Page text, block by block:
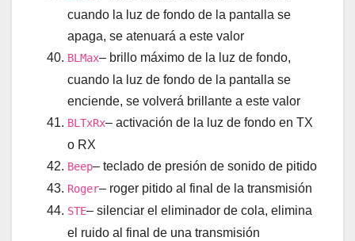
cuando la luz de fondo de la pantalla se
apaga, se atenuará a este valor
BLMax– brillo máximo de la luz de fondo,
cuando la luz de fondo de la pantalla se
enciende, se volverá brillante a este valor
BLTxRx– activación de la luz de fondo en TX
o RX
Beep– teclado de presión de sonido de pitido
Roger– roger pitido al final de la transmisión
STE– silenciar el eliminador de cola, elimina
el ruido al final de una transmisión